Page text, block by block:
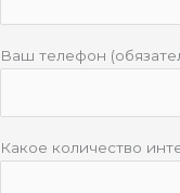
Ваш телефон
Какое количество